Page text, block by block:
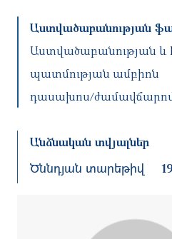
Աստվածաբանության
Աստվածաբանության և
պատմության ամբիոն
դասախոս/
Անձնական տվյալներ
Ծննդյան տարեթիվ